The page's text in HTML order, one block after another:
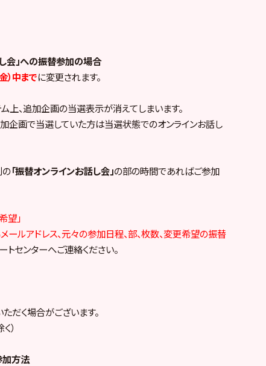
会」への振替参加の場合
）中までに変更されます。
上、追加企画の当選表示が消えてしまいます。
企画で当選していた方は当選状態でのオンラインお話し
の「振替オンラインお話し会」の部の時間であればご参加
望」
アドレス、元々の参加日程、部、枚数、変更希望の振替
センターへご連絡ください。
だく場合がございます。
）
加方法